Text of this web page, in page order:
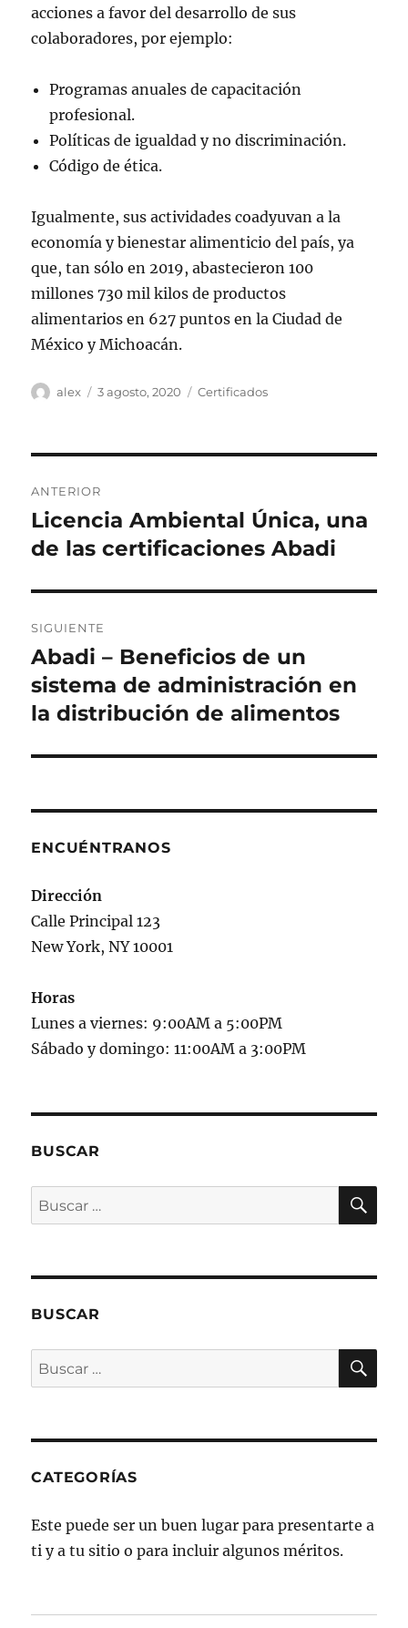
acciones a favor del desarrollo de sus
colaboradores, por ejemplo:
Programas anuales de capacitación
profesional.
Políticas de igualdad y no discriminación.
Código de ética.
Igualmente, sus actividades coadyuvan a la
economía y bienestar alimenticio del país, ya
que, tan sólo en 2019, abastecieron 100
millones 730 mil kilos de productos
alimentarios en 627 puntos en la Ciudad de
México y Michoacán.
Autor
alex
Publicado
3 agosto, 2020 Categorías
Certificados
de
entradas
ANTERIOR
Entrada
anterior:
Licencia Ambiental Única, una
de las certificaciones Abadi
SIGUIENTE
Siguiente
entrada:
Abadi – Beneficios de un
sistema de administración en
la distribución de alimentos
ENCUÉNTRANOS
Dirección
Calle Principal 123
New York, NY 10001
Horas
Lunes a viernes: 9:00AM a 5:00PM
Sábado y domingo: 11:00AM a 3:00PM
BUSCAR
Buscar
por:
BUSCAR
Buscar
por:
CATEGORÍAS
Este puede ser un buen lugar para presentarte a
ti y a tu sitio o para incluir algunos méritos.